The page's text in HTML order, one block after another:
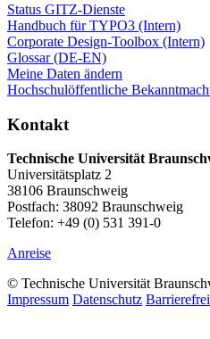
Status GITZ-Dienste
Handbuch für TYPO3 (Intern)
Corporate Design-Toolbox (Intern)
Glossar (DE-EN)
Meine Daten ändern
Hochschulöffentliche
Kontakt
Technische Universität
Universitätsplatz 2
38106 Braunschweig
Postfach: 38092 Braunschweig
Telefon: +49 (0) 531 391-0
Anreise
© Technische Universität
Impressum Datenschutz